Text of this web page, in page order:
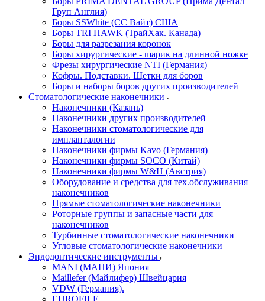
Груп Англия)
Боры SSWhite (СС Вайт) США
Боры TRI HAWK (ТрайХак. Канада)
Боры для разрезания коронок
Боры хирургические - шарик на длинной ножке
Фрезы хирургические NTI (Германия)
Кофры. Подставки. Щетки для боров
Боры и наборы боров других производителей
Стоматологические наконечники
Наконечники (Казань)
Наконечники других производителей
Наконечники стоматологические для
импланталогии
Наконечники фирмы Kavo (Германия)
Наконечники фирмы SOCO (Китай)
Наконечники фирмы W&H (Австрия)
Оборудование и средства для тех.обслуживания
наконечников
Прямые стоматологические наконечники
Роторные группы и запасные части для
наконечников
Турбинные стоматологические наконечники
Угловые стоматологические наконечники
Эндодонтические инструменты
MANI (МАНИ) Япония
Maillefer (Майлифер) Швейцария
VDW (Германия).